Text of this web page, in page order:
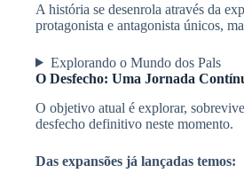
A história se desenrola através da
protagonista e antagonista únicos,
Explorando o Mundo dos Pals
O Desfecho: Uma Jornada
O objetivo atual é explorar,
desfecho definitivo neste momento.
Das expansões já lançadas temos: